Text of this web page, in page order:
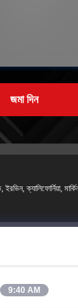
জমা দিন
ক্যালিফোর্নিয়া,
9:40 AM